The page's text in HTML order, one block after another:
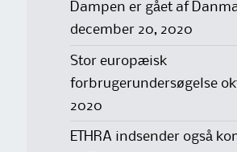
Dampen er gået af
december 20, 2020
Stor europæisk
forbrugerundersøgelse
2020
ETHRA indsender også